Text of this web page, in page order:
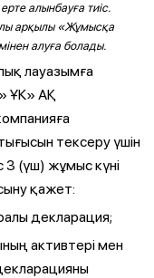
ерте алынбауға тиіс.
арқылы «Жұмысқа
алуға болады.
лауазымға
ҰК» АҚ
тексеру үшін
3 (үш) жұмыс күні
қажет:
декларация;
активтері мен